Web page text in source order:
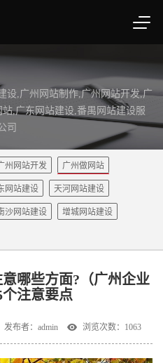
设,广州网站制作,广州网站开发,广
,广东网站建设,番禺网站建设服
司
州网站开发 广州做网站
网站建设 天河网站建设
沙网站建设 增城网站建设
哪些方面?（广州企业
注意要点
发布者：admin 浏览次数：1063